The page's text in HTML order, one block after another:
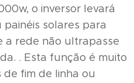
o inversor levará
solares para
a rede não ultrapasse
. Esta função é muito
fim de linha ou